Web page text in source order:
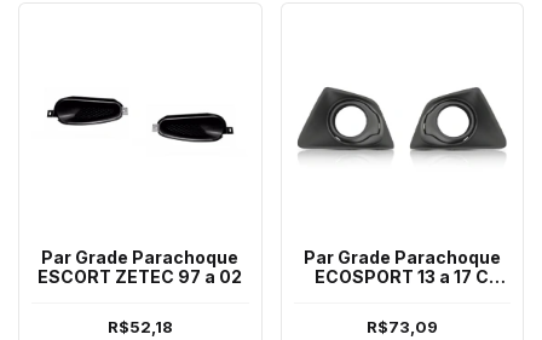
Par Grade Parachoque
ESCORT ZETEC 97 a 02
R$52,18
Par Grade Parachoque
ECOSPORT 13 a 17 C
R$73,09